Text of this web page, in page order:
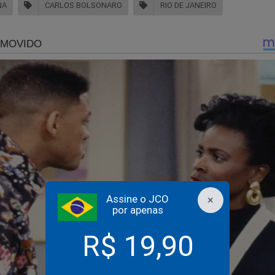
×
Assine o JCO
por apenas
R$ 19,90
narrativa dos comunicadores “didireita”
do Banco Master revela cruel realidade sobre a
e revolta a sociedade
CARLOS BOLSONARO RIO DE JANEIRO